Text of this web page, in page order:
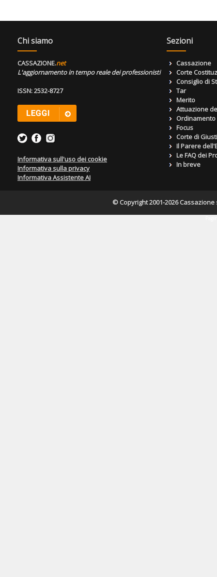
Chi siamo
CASSAZIONE.net
L'aggiornamento in tempo reale dei professionisti
ISSN: 2532-8727
Informativa sull'uso dei cookie
Informativa sulla privacy
Informativa Assistente AI
Sezioni
Cassazione
Corte
Consiglio di
Tar
Merito
Attuazione
Focus
Corte di
Il Parere
Le FAQ dei
In breve
© Copyright 2001-2026 Cassazione